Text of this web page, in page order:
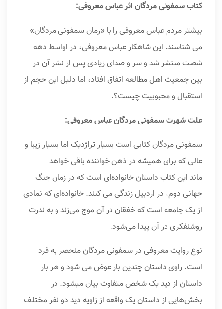
کتاب سمفونی مردگان اثر عباس معروفی:
بیشتر مردم عباس معروفی را با «رمان سمفونی مردگان»
می شناسند. این شاهکار عباس معروفی، در اواسط دهه
شصت منتشر شد و سر و صدای زیادی پس از نشر آن در
بین جمعیت اهل مطالعه اتفاق افتاد، اما دلیل این حجم از
استقبال و محبوبیت چیست؟.
علت شهرت سمفونی مردگان عباس معروفی:
سمفونی مردگان کتابی است بسیار تراژدیک اما بسیار زیبا و
عالی که برای همیشه در ذهن خواننده باقی خواهد
ماند این کتاب داستان خانواده‌ای است که در زمان جنگ
جهانی دوم، در اردبیل زندگی می کنند. خانواده‌ای که نمادی
از یک جامعه است که خفقان در آن موج می‌زند و به ندرت
روشنفکری در آن پیدا می‌شود.
نوع روایت معروفی در سمفونی مردگان منحصر به فرد
است. راوی داستان چندین بار عوض می شود و هر بار
داستان از دید یک شخص متفاوت بیان میشود. در
بخش‌هایی از داستان یک واقعه از زاویه دید دو نفر مختلف